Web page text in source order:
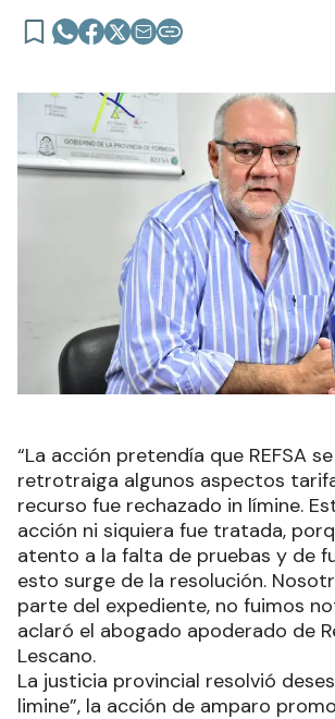
“La acción pretendía que REFSA
retrotraiga algunos aspectos
recurso fue rechazado in límine.
acción ni siquiera fue tratada,
atento a la falta de pruebas y de
esto surge de la resolución.
parte del expediente, no fuimos
aclaró el abogado apoderado de
Lescano.
La justicia provincial resolvió
limine”, la acción de amparo